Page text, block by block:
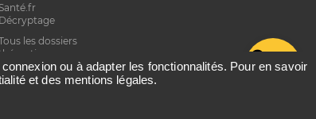
Décryptage
les dossiers
thématiques
ou à adapter les fonctionnalités. Pour en savoir
et des mentions légales.